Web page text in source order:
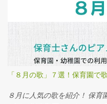
「８月の歌」７選！保育園で
８月に人気の歌を紹介！ 保